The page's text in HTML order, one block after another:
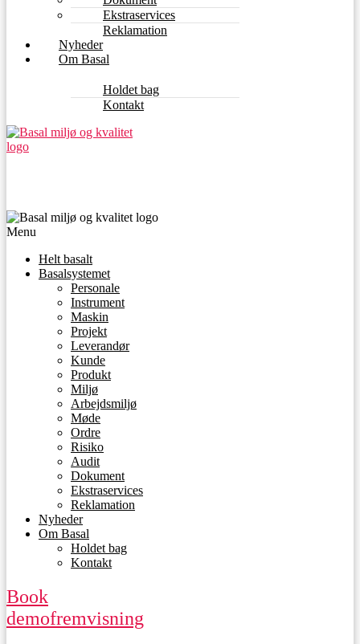
Ekstraservices
Reklamation
Nyheder
Om Basal
Holdet bag
Kontakt
Menu
Helt basalt
Basalsystemet
Personale
Instrument
Maskin
Projekt
Leverandør
Kunde
Produkt
Miljø
Arbejdsmiljø
Møde
Ordre
Risiko
Audit
Dokument
Ekstraservices
Reklamation
Nyheder
Om Basal
Holdet bag
Kontakt
Book
demofremvisning